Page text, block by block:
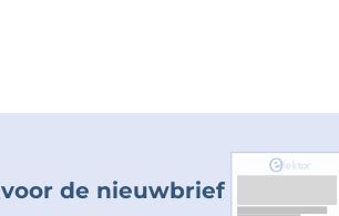
voor de nieuwbrief